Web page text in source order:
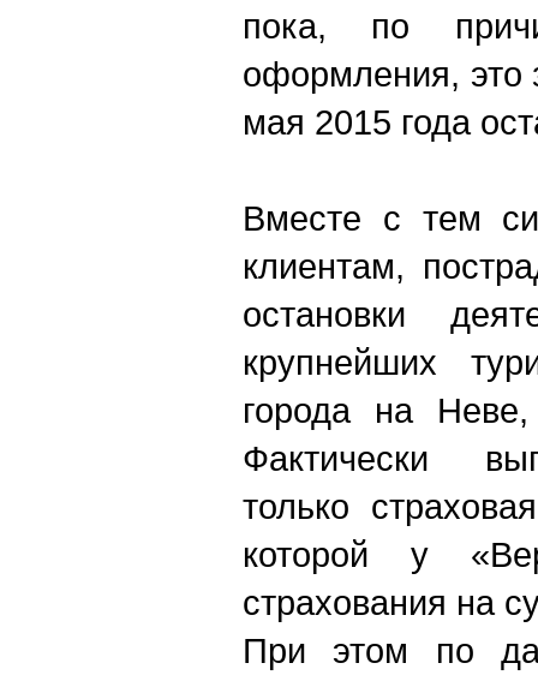
пока, по
оформления, это
мая 2015 года
Вместе с тем
клиентам,
остановки
крупнейших
города на Неве,
Фактически
только
которой у
страхования на
При этом по